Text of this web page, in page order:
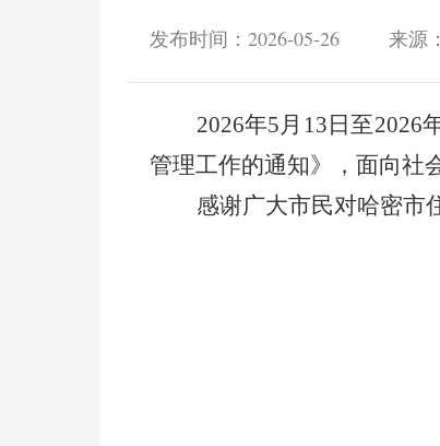
发布时间：2026-05-26 来源
2026年5 月 13 日至2026
管理工作的通知》，面向社
感谢广大市民对哈密市